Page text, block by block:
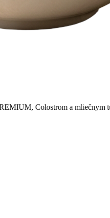
Colostrom a mliečnym